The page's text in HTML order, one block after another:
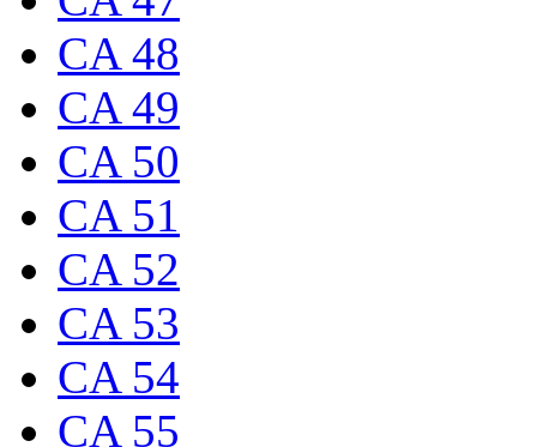
CA 48
CA 49
CA 50
CA 51
CA 52
CA 53
CA 54
CA 55